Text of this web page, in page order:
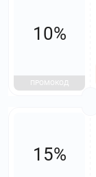
10%
ПРОМОКОД
15%